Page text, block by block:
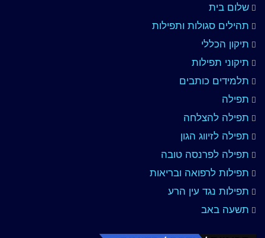
שלום בית
תהילים סגולות ותפילות
תיקון הכללי
תיקוני תפילות
תלמידים כותבים
תפילה
תפילה להצלחה
תפילה לזיווג הגון
תפילה לפרנסה טובה
תפילות לרפואה ובריאות
תפילות נגד עין הרע
תשעה באב